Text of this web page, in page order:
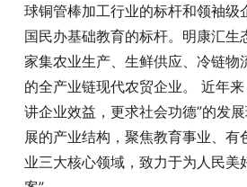
球铜管棒加工行业的标杆和领袖级
国民办基础教育的标杆。明康汇生
家集农业生产、生鲜供应、冷链物
的全产业链现代农贸企业。 近年
讲企业效益，更求社会功德”的发
展的产业结构，聚焦教育事业、有
业三大核心领域，致力于为人民美